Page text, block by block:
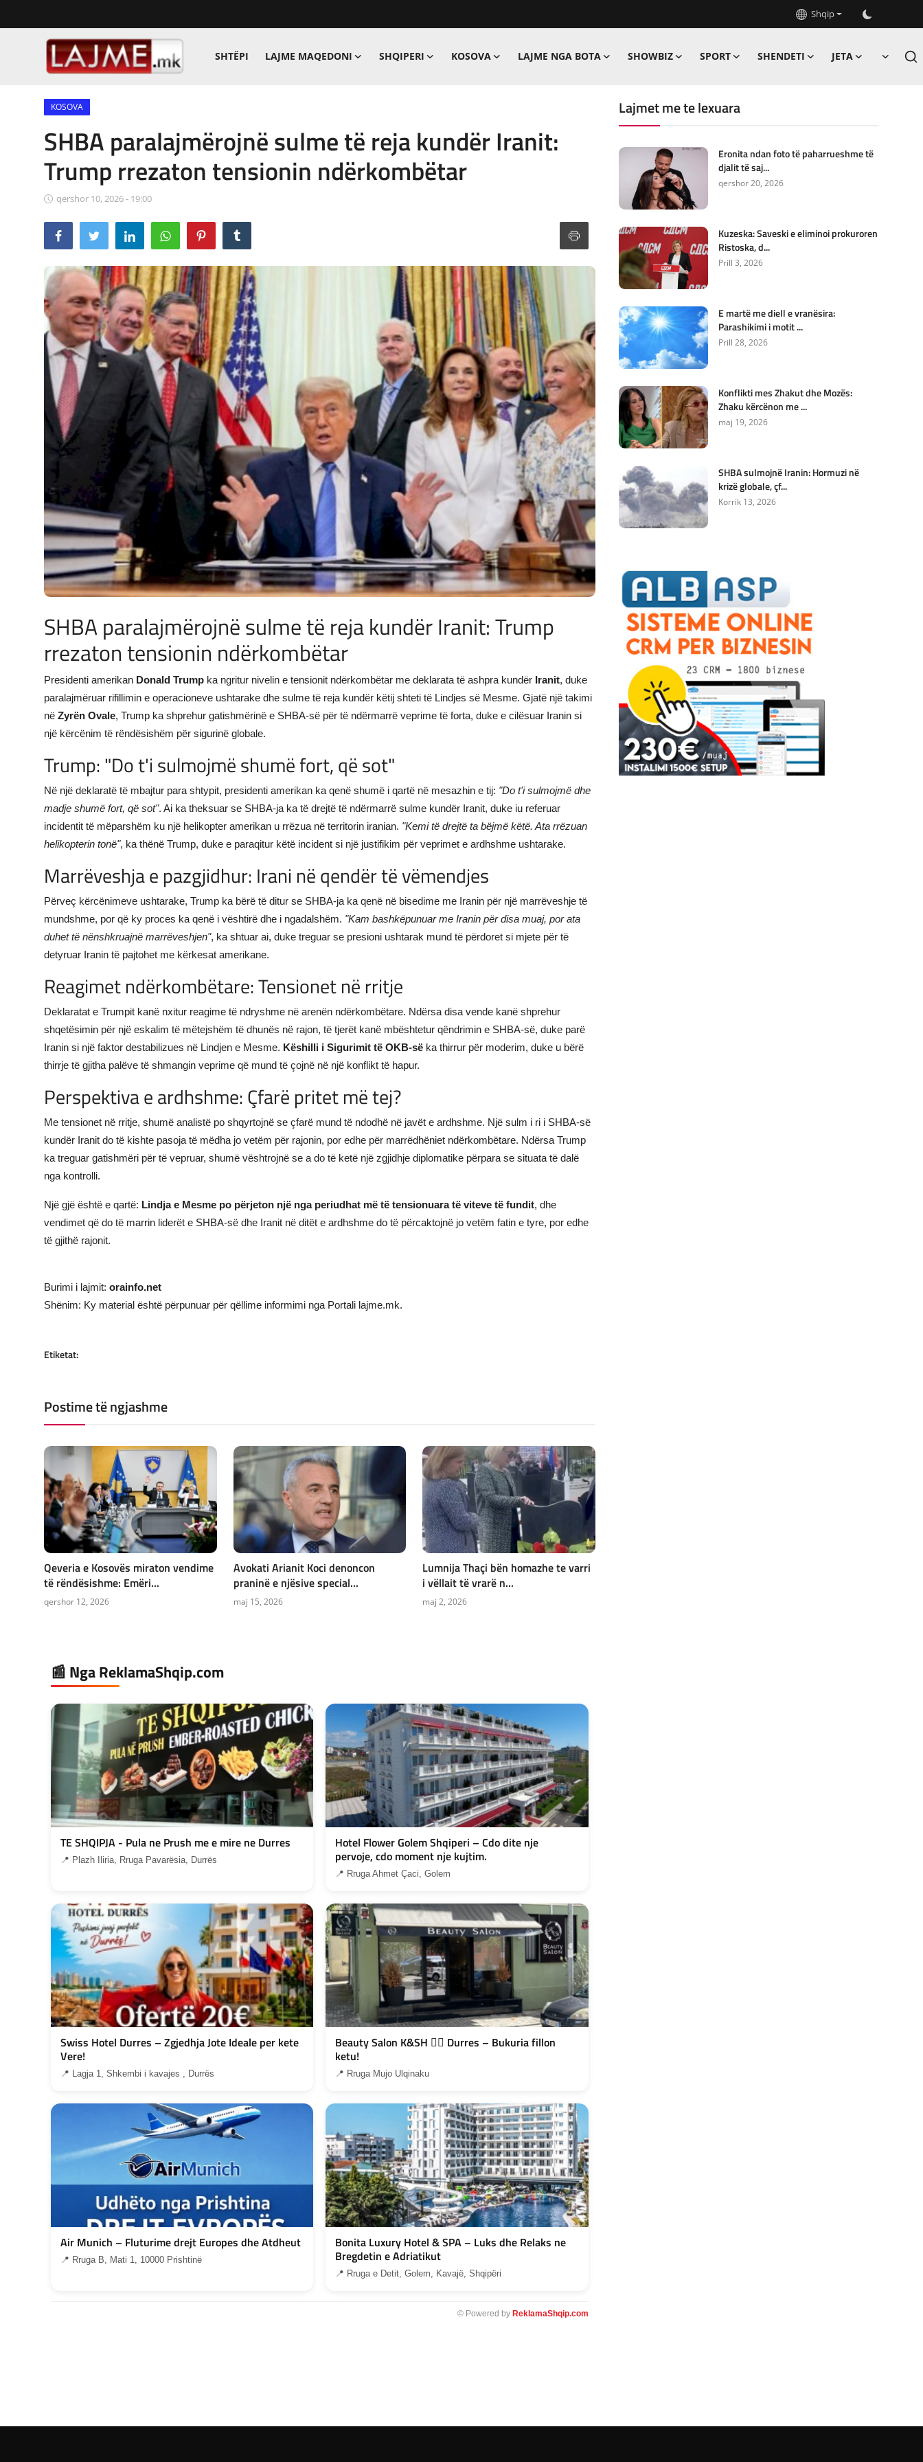
Shqip
SHTËPI LAJME MAQEDONI SHQIPERI KOSOVA LAJME NGA BOTA SHOWBIZ SPORT SHENDETI JETA
LAJME MAQEDONI
SHQIPERI
KOSOVA
LAJME NGA BOTA
SHOWBIZ
SHENDETI
Shqip
KOSOVA
SHBA paralajmërojnë sulme të reja kundër Iranit:
Trump rrezaton tensionin ndërkombëtar
qershor 10, 2026 - 19:00
SHBA paralajmërojnë sulme të reja kundër Iranit: Trump
rrezaton tensionin ndërkombëtar
Presidenti amerikan Donald Trump ka ngritur nivelin e tensionit ndërkombëtar me deklarata të ashpra kundër Iranit, duke
paralajmëruar rifillimin e operacioneve ushtarake dhe sulme të reja kundër këtij shteti të Lindjes së Mesme. Gjatë një takimi
në Zyrën Ovale, Trump ka shprehur gatishmërinë e SHBA-së për të ndërmarrë veprime të forta, duke e cilësuar Iranin si
një kërcënim të rëndësishëm për sigurinë globale.
Trump: "Do t'i sulmojmë shumë fort, që sot"
Në një deklaratë të mbajtur para shtypit, presidenti amerikan ka qenë shumë i qartë në mesazhin e tij: "Do t'i sulmojmë dhe
madje shumë fort, që sot". Ai ka theksuar se SHBA-ja ka të drejtë të ndërmarrë sulme kundër Iranit, duke iu referuar
incidentit të mëparshëm ku një helikopter amerikan u rrëzua në territorin iranian. "Kemi të drejtë ta bëjmë këtë. Ata rrëzuan
helikopterin tonë", ka thënë Trump, duke e paraqitur këtë incident si një justifikim për veprimet e ardhshme ushtarake.
Marrëveshja e pazgjidhur: Irani në qendër të vëmendjes
Përveç kërcënimeve ushtarake, Trump ka bërë të ditur se SHBA-ja ka qenë në bisedime me Iranin për një marrëveshje të
mundshme, por që ky proces ka qenë i vështirë dhe i ngadalshëm. "Kam bashkëpunuar me Iranin për disa muaj, por ata
duhet të nënshkruajnë marrëveshjen", ka shtuar ai, duke treguar se presioni ushtarak mund të përdoret si mjete për të
detyruar Iranin të pajtohet me kërkesat amerikane.
Reagimet ndërkombëtare: Tensionet në rritje
Deklaratat e Trumpit kanë nxitur reagime të ndryshme në arenën ndërkombëtare. Ndërsa disa vende kanë shprehur
shqetësimin për një eskalim të mëtejshëm të dhunës në rajon, të tjerët kanë mbështetur qëndrimin e SHBA-së, duke parë
Iranin si një faktor destabilizues në Lindjen e Mesme. Këshilli i Sigurimit të OKB-së ka thirrur për moderim, duke u bërë
thirrje të gjitha palëve të shmangin veprime që mund të çojnë në një konflikt të hapur.
Perspektiva e ardhshme: Çfarë pritet më tej?
Me tensionet në rritje, shumë analistë po shqyrtojnë se çfarë mund të ndodhë në javët e ardhshme. Një sulm i ri i SHBA-së
kundër Iranit do të kishte pasoja të mëdha jo vetëm për rajonin, por edhe për marrëdhëniet ndërkombëtare. Ndërsa Trump
ka treguar gatishmëri për të vepruar, shumë vështrojnë se a do të ketë një zgjidhje diplomatike përpara se situata të dalë
nga kontrolli.
Një gjë është e qartë: Lindja e Mesme po përjeton një nga periudhat më të tensionuara të viteve të fundit, dhe
vendimet që do të marrin liderët e SHBA-së dhe Iranit në ditët e ardhshme do të përcaktojnë jo vetëm fatin e tyre, por edhe
të gjithë rajonit.
Burimi i lajmit: orainfo.net
Shënim: Ky material është përpunuar për qëllime informimi nga Portali lajme.mk.
Etiketat:
Postime të ngjashme
Qeveria e Kosovës miraton vendime
të rëndësishme: Emëri...
qershor 12, 2026
Avokati Arianit Koci denoncon
praninë e njësive special...
maj 15, 2026
Lumnija Thaçi bën homazhe te varri
i vëllait të vrarë n...
maj 2, 2026
📰 Nga ReklamaShqip.com
TE SHQIPJA - Pula ne Prush me e mire ne Durres
📍 Plazh Iliria, Rruga Pavarësia, Durrës
Hotel Flower Golem Shqiperi – Cdo dite nje
pervoje, cdo moment nje kujtim.
📍 Rruga Ahmet Çaci, Golem
Swiss Hotel Durres – Zgjedhja Jote Ideale per kete
Vere!
📍 Lagja 1, Shkembi i kavajes , Durrës
Beauty Salon K&SH 💇‍♀️ Durres – Bukuria fillon
ketu!
📍 Rruga Mujo Ulqinaku
Air Munich – Fluturime drejt Europes dhe Atdheut
📍 Rruga B, Mati 1, 10000 Prishtinë
Bonita Luxury Hotel & SPA – Luks dhe Relaks ne
Bregdetin e Adriatikut
📍 Rruga e Detit, Golem, Kavajë, Shqipëri
© Powered by ReklamaShqip.com
Lajmet me te lexuara
Eronita ndan foto të paharrueshme të
djalit të saj...
qershor 20, 2026
Kuzeska: Saveski e eliminoi prokuroren
Ristoska, d...
Prill 3, 2026
E martë me diell e vranësira:
Parashikimi i motit ...
Prill 28, 2026
Konflikti mes Zhakut dhe Mozës:
Zhaku kërcënon me ...
maj 19, 2026
SHBA sulmojnë Iranin: Hormuzi në
krizë globale, çf...
Korrik 13, 2026